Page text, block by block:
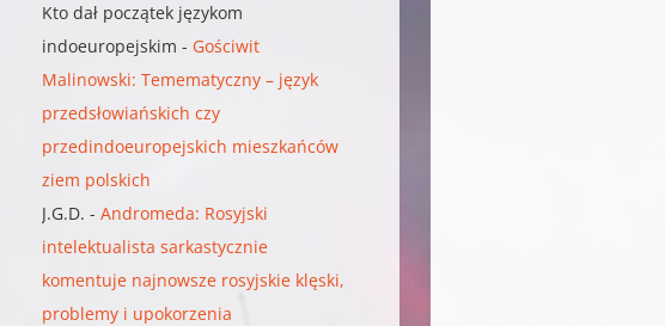
Kto dał początek językom
indoeuropejskim - Gościwit
Malinowski: Temematyczny – język
przedsłowiańskich czy
przedindoeuropejskich mieszkańców
ziem polskich
J.G.D. -Andromeda: Rosyjski
intelektualista sarkastycznie
komentuje najnowsze rosyjskie klęski,
problemy i upokorzenia